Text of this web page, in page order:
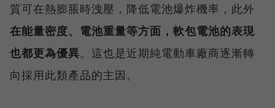
質可在熱膨脹時洩壓，降低電池爆炸機率，此外
在能量密度、電池重量等方面，軟包電池的表現
也都更為優異。這也是近期純電動車廠商逐漸轉
向採用此類產品的主因。